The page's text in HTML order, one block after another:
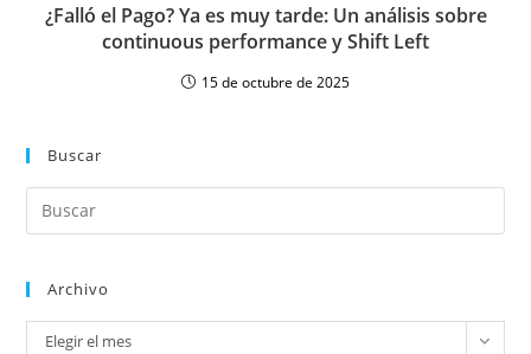
¿Falló el Pago? Ya es muy tarde: Un análisis sobre
continuous performance y Shift Left
15 de octubre de 2025
Buscar
Archivo
Elegir el mes